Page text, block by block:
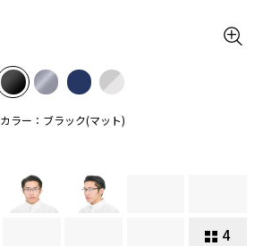
カラー：ブラック(マット)
4